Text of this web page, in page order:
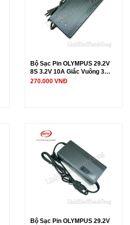
Bộ Sạc Pin OLYMPUS 29.2V
8S 3.2V 10A Giắc Vuông 3
Chấu
270.000 VNĐ
Bộ Sạc Pin OLYMPUS 29.2V